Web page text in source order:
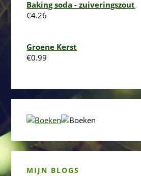
Baking soda - zuiveringszout
€4.26
Groene Kerst
€0.99
MIJN BLOGS